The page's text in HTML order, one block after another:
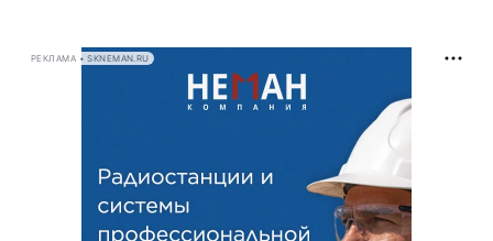
РЕКЛАМА • SKNEMAN.RU